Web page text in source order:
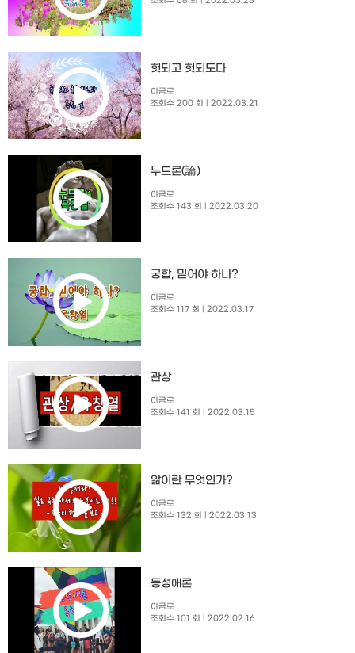
헛되고 헛되도다
이금로
조회수 200 회
| 2022.03.21
누드론(論)
이금로
조회수 143 회
| 2022.03.20
궁합, 믿어야 하나?
이금로
조회수 117 회
| 2022.03.17
관상
이금로
조회수 141 회
| 2022.03.15
앎이란 무엇인가?
이금로
조회수 132 회
| 2022.03.13
동성애론
이금로
조회수 101 회
| 2022.02.16